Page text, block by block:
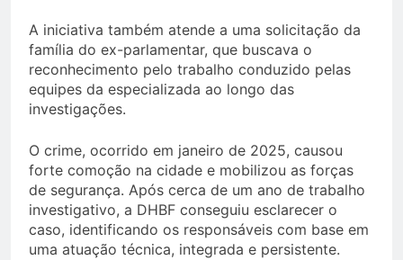
A iniciativa também atende a uma solicitação da
família do ex-parlamentar, que buscava o
reconhecimento pelo trabalho conduzido pelas
equipes da especializada ao longo das
investigações.
O crime, ocorrido em janeiro de 2025, causou
forte comoção na cidade e mobilizou as forças
de segurança. Após cerca de um ano de trabalho
investigativo, a DHBF conseguiu esclarecer o
caso, identificando os responsáveis com base em
uma atuação técnica, integrada e persistente.